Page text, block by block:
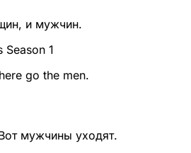
и мужчин.
Season 1
go the men.
мужчины уходят.